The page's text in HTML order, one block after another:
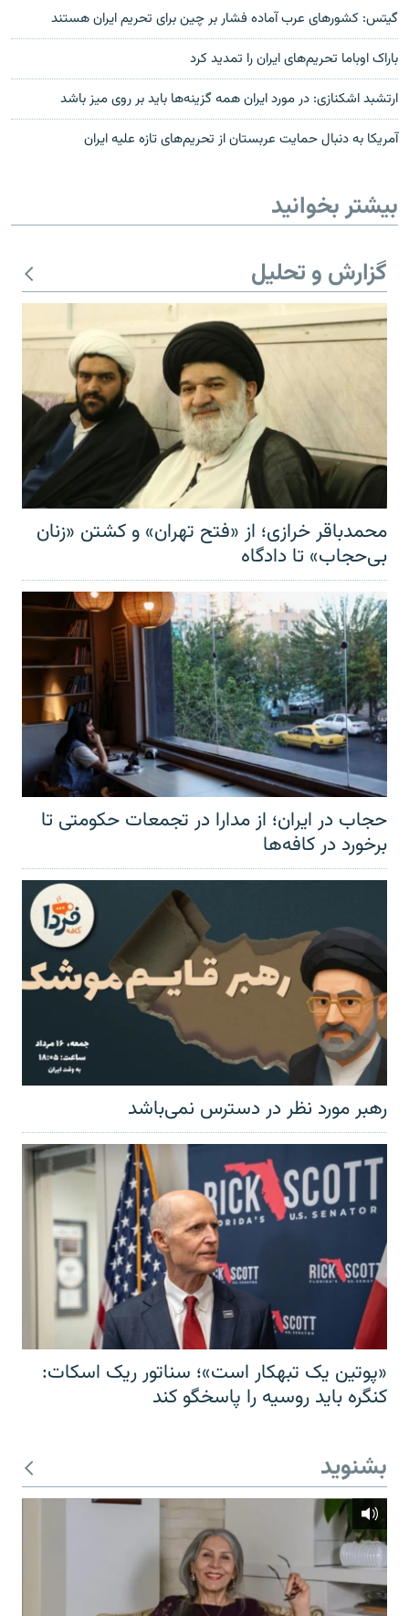
گيتس: کشورهای عرب آماده فشار بر چين برای تحريم ايران هستند
باراک اوباما تحریم‌های ایران را تمدید کرد
ارتشبد اشکنازی: در مورد ایران همه گزینه‌ها باید بر روی میز باشد
آمریکا به دنبال حمایت عربستان از تحریم‌های تازه علیه ایران
بیشتر بخوانید
گزارش و تحلیل
محمدباقر خرازی؛ از «فتح تهران» و کشتن «زنان
بی‌حجاب» تا دادگاه
حجاب در ایران؛ از مدارا در تجمعات حکومتی تا
برخورد در کافه‌ها
رهبر مورد نظر در دسترس نمی‌باشد
«پوتین یک تبهکار است»؛ سناتور ریک اسکات:
کنگره باید روسیه را پاسخگو کند
بشنوید